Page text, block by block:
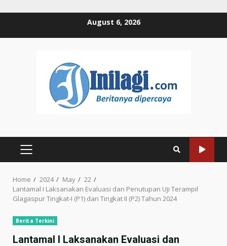
August 6, 2026
PRIMARY
Home 2024 May
22
Lantamal I Laksanakan Evaluasi dan Penutupan Uji Terampil
Glagaspur Tingkat-I (P1) dan Tingkat II (P2) Tahun 2024
Berita Terkini
Lantamal I Laksanakan Evaluasi dan